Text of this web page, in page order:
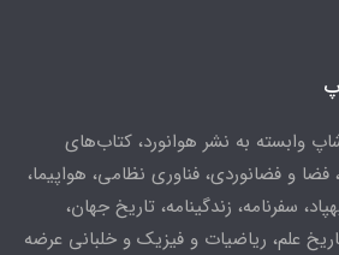
وابسته به نشر هوانورد، کتاب‌های
فضا و فضانوردی، فناوری نظامی، هواپیما،
سفرنامه، زندگینامه، تاریخ جهان،
علم، ریاضیات و فیزیک و خلبانی عرضه